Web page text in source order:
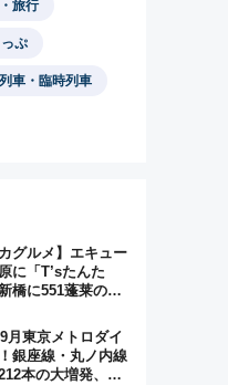
旅行
ぷ
車・臨時列車
カグルメ】エキュー
に「T’sたんた
橋に551蓬莱の
ス専門店「肉とた
グルメ続々登場！
8月】
月東京メトロダイ
銀座線・丸ノ内線
本の大増発、混